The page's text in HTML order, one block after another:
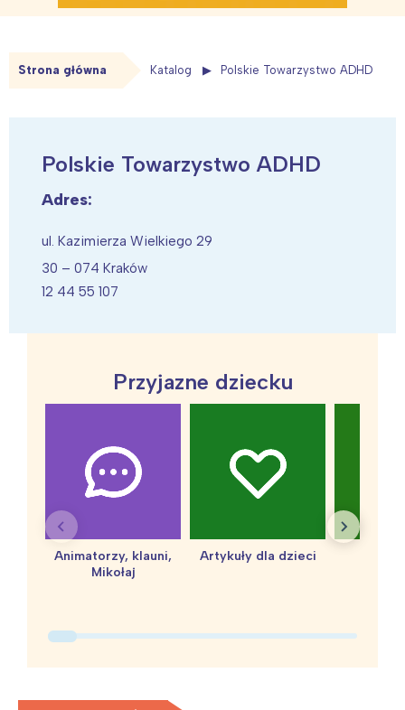
Strona główna Katalog Polskie Towarzystwo ADHD
Polskie Towarzystwo ADHD
Adres:
ul. Kazimierza Wielkiego 29
30 – 074 Kraków
12 44 55 107
Przyjazne dziecku
Animatorzy, klauni,
Mikołaj
Artykuły dla dzieci